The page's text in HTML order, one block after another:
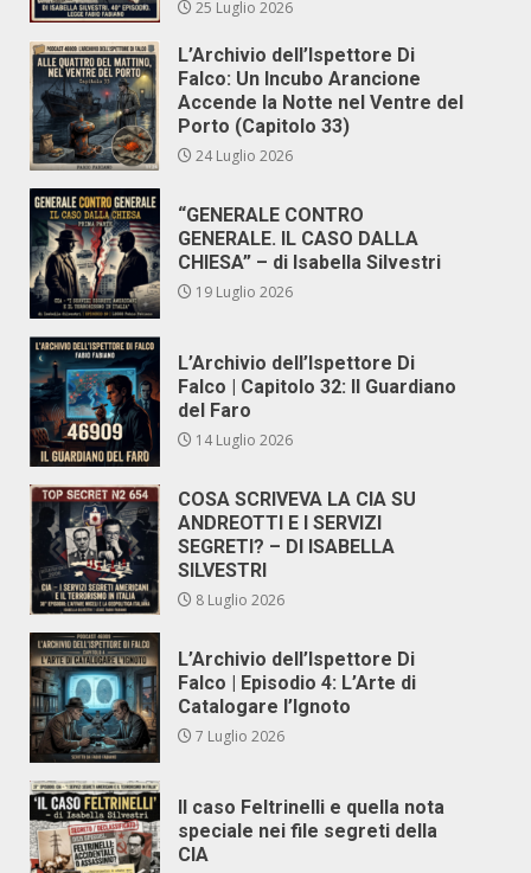
25 Luglio 2026
L’Archivio dell’Ispettore Di
Falco: Un Incubo Arancione
Accende la Notte nel Ventre del
Porto (Capitolo 33)
24 Luglio 2026
“GENERALE CONTRO
GENERALE. IL CASO DALLA
CHIESA” – di Isabella Silvestri
19 Luglio 2026
L’Archivio dell’Ispettore Di
Falco | Capitolo 32: Il Guardiano
del Faro
14 Luglio 2026
COSA SCRIVEVA LA CIA SU
ANDREOTTI E I SERVIZI
SEGRETI? – DI ISABELLA
SILVESTRI
8 Luglio 2026
L’Archivio dell’Ispettore Di
Falco | Episodio 4: L’Arte di
Catalogare l’Ignoto
7 Luglio 2026
Il caso Feltrinelli e quella nota
speciale nei file segreti della
CIA